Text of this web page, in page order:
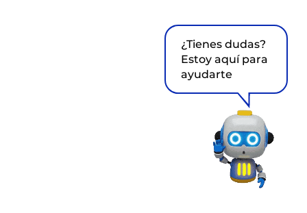
¿Tienes dudas?
Estoy aquí para
ayudarte